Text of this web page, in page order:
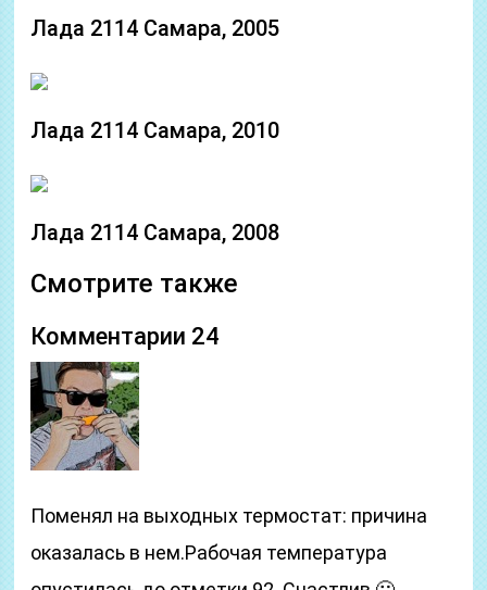
Лада 2114 Самара, 2005
Лада 2114 Самара, 2010
Лада 2114 Самара, 2008
Смотрите также
Комментарии 24
Поменял на выходных термостат: причина
оказалась в нем.Рабочая температура